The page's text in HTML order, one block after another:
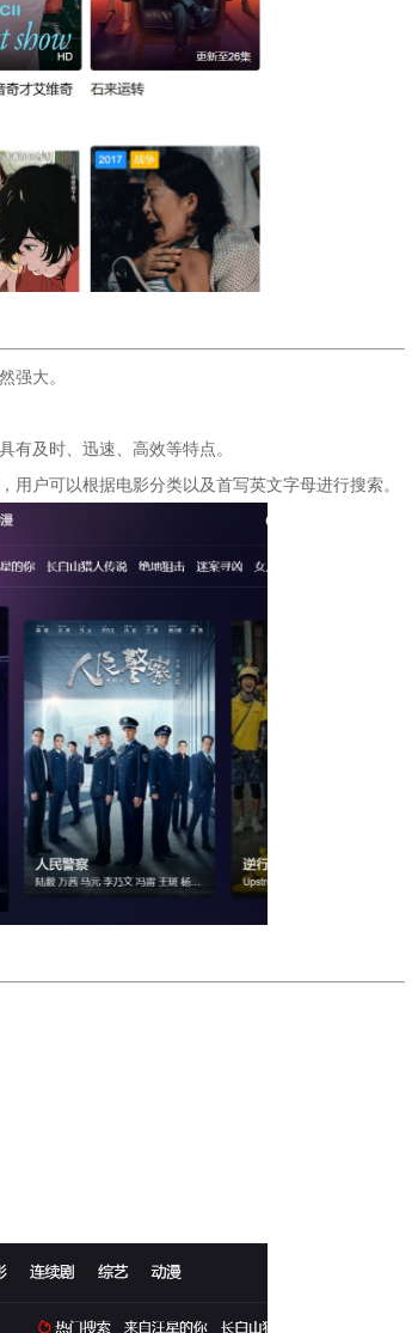
强大。
有及时、迅速、高效等特点。
户可以根据电影分类以及首写英文字母进行搜索。